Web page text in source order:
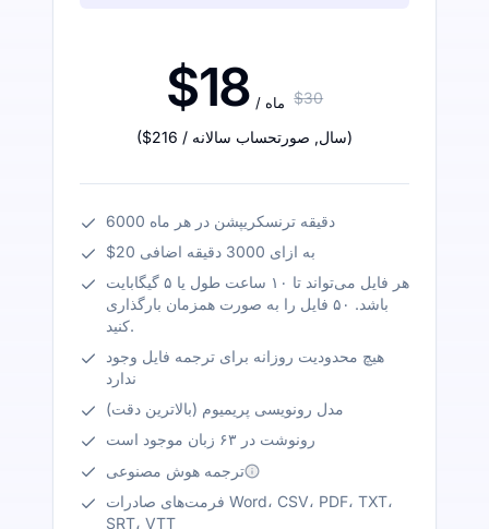
$18 / ماه $30
($216 / سال, صورتحساب سالانه )
6000 دقیقه ترنسکریپشن در هر ماه
$20 به ازای 3000 دقیقه اضافی
هر فایل می‌تواند تا ۱۰ ساعت طول یا ۵ گیگابایت
باشد. ۵۰ فایل را به صورت همزمان بارگذاری
کنید.
هیچ محدودیت روزانه برای ترجمه فایل وجود
ندارد
مدل رونویسی پریمیوم (بالاترین دقت)
رونوشت در ۶۳ زبان موجود است
ترجمه هوش مصنوعی
فرمت‌های صادرات Word، CSV، PDF، TXT،
SRT، VTT